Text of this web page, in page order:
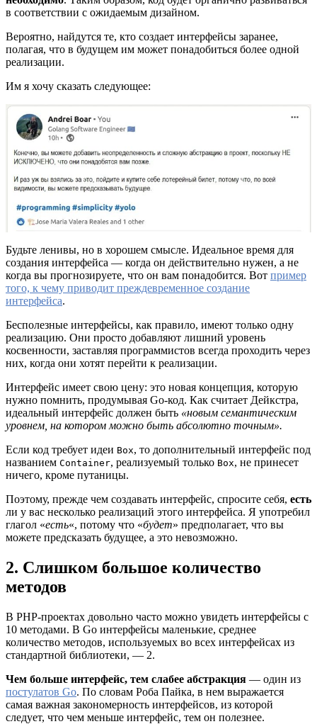
в соответствии с ожидаемым дизайном.
Вероятно, найдутся те, кто создает интерфейсы заранее,
полагая, что в будущем им может понадобиться более одной
реализации.
Им я хочу сказать следующее:
Будьте ленивы, но в хорошем смысле. Идеальное время для
создания интерфейса — когда он действительно нужен, а не
когда вы прогнозируете, что он вам понадобится. Вот пример
того, к чему приводит преждевременное создание
интерфейса.
Бесполезные интерфейсы, как правило, имеют только одну
реализацию. Они просто добавляют лишний уровень
косвенности, заставляя программистов всегда проходить через
них, когда они хотят перейти к реализации.
Интерфейс имеет свою цену: это новая концепция, которую
нужно помнить, продумывая Go-код. Как считает Дейкстра,
идеальный интерфейс должен быть «новым семантическим
уровнем, на котором можно быть абсолютно точным».
Если код требует идеи Box, то дополнительный интерфейс под
названием Container, реализуемый только Box, не принесет
ничего, кроме путаницы.
Поэтому, прежде чем создавать интерфейс, спросите себя, есть
ли у вас несколько реализаций этого интерфейса. Я употребил
глагол «есть«, потому что «будет» предполагает, что вы
можете предсказать будущее, а это невозможно.
2. Слишком большое количество
методов
В PHP-проектах довольно часто можно увидеть интерфейсы с
10 методами. В Go интерфейсы маленькие, среднее
количество методов, используемых во всех интерфейсах из
стандартной библиотеки, — 2.
Чем больше интерфейс, тем слабее абстракция — один из
постулатов Go. По словам Роба Пайка, в нем выражается
самая важная закономерность интерфейсов, из которой
следует, что чем меньше интерфейс, тем он полезнее.